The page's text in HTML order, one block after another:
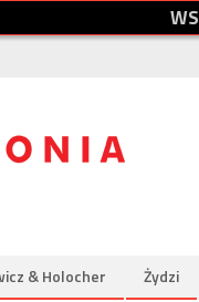
WS
& Holocher Żydzi